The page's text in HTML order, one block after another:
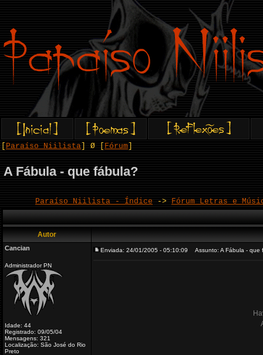
Paraíso Niilista ] Ø [ Fórum
A Fábula - que fábula?
Paraíso Niilista - Índice -> Fórum Letras e
Autor
Cancian
Administrador PN
Idade: 44
Registrado: 09/05/04
Mensagens: 321
Localização: São José do Rio
Preto
Enviada: 24/01/2005 - 05:10:09 Assunto: A Fábula - que